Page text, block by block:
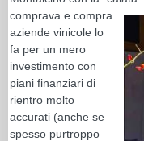
comprava e compra
aziende vinicole lo
fa per un mero
investimento con
piani finanziari di
rientro molto
accurati (anche se
spesso purtroppo